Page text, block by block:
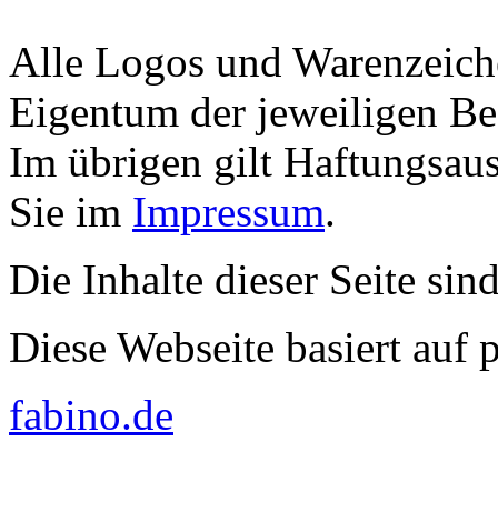
Alle Logos und
Eigentum der jeweiligen
Im übrigen gilt
Sie im Impressum.
Die Inhalte dieser Seite
Diese Webseite basiert auf
fabino.de